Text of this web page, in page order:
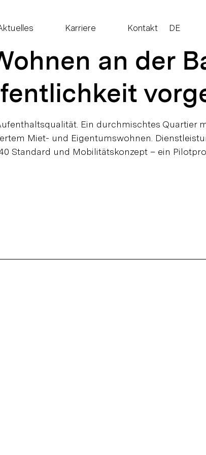
Karriere Kontakt DE
an der
Ein durchmischtes Quartier
Miet- und Eigentumswohnen.
Standard und Mobilitätskonzept – ein